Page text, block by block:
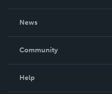
News
In The News
Community
Help